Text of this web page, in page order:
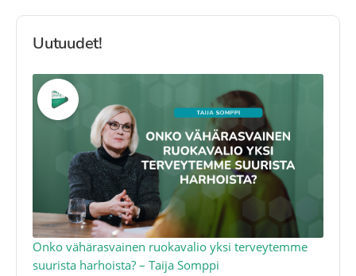
Uutuudet!
Onko vähärasvainen ruokavalio yksi terveytemme
suurista harhoista? – Taija Somppi